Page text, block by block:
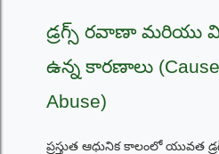
డ్రగ్స్ రవాణా మరియు
ఉన్న కారణాలు
Abuse)
ప్రస్తుత ఆధునిక కాలంలో యువత